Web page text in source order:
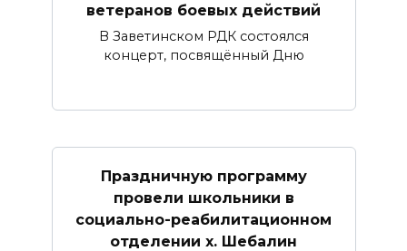
ветеранов боевых действий
В Заветинском РДК состоялся
концерт, посвящённый Дню
Праздничную программу
провели школьники в
социально-реабилитационном
отделении х. Шебалин